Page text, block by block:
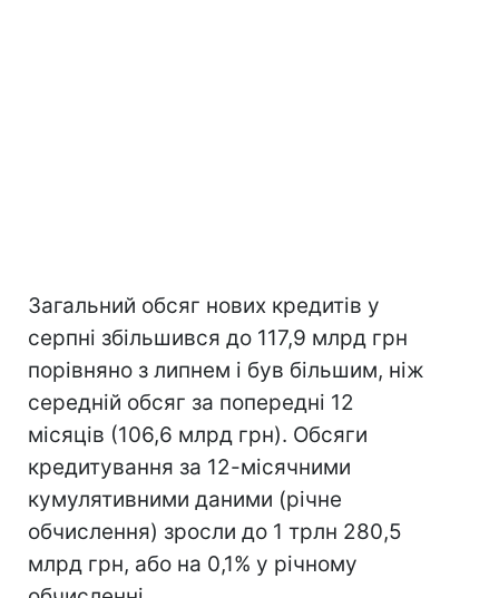
Загальний обсяг нових кредитів у
серпні збільшився до 117,9 млрд грн
порівняно з липнем і був більшим, ніж
середній обсяг за попередні 12
місяців (106,6 млрд грн). Обсяги
кредитування за 12-місячними
кумулятивними даними (річне
обчислення) зросли до 1 трлн 280,5
млрд грн, або на 0,1% у річному